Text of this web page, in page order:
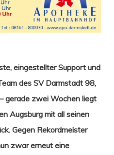
eingestellter Support und
des SV Darmstadt 98,
gerade zwei Wochen liegt
Augsburg mit all seinen
Gegen Rekordmeister
zwar erneut eine